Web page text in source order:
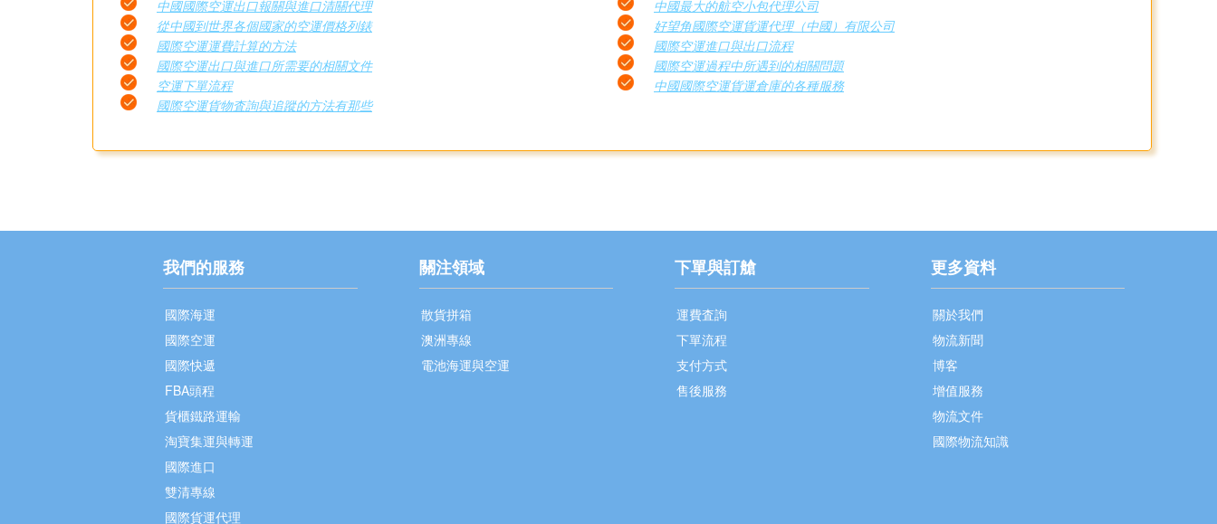
中國國際空運出口報關與進口清關代理
中國最大的航空小包代理公司
從中國到世界各個國家的空運價格列錶
好望角國際空運貨運代理（中國）有限公司
國際空運運費計算的方法
國際空運進口與出口流程
國際空運出口與進口所需要的相關文件
國際空運過程中所遇到的相關問題
空運下單流程
中國國際空運貨運倉庫的各種服務
國際空運貨物査詢與追蹤的方法有那些
我們的服務
國際海運
國際空運
國際快遞
FBA頭程
貨櫃鐵路運輸
淘寶集運與轉運
國際進口
雙清專線
國際貨運代理
關注領域
散貨拼箱
澳洲專線
電池海運與空運
下單與訂艙
運費査詢
下單流程
支付方式
售後服務
更多資料
關於我們
物流新聞
博客
增值服務
物流文件
國際物流知識